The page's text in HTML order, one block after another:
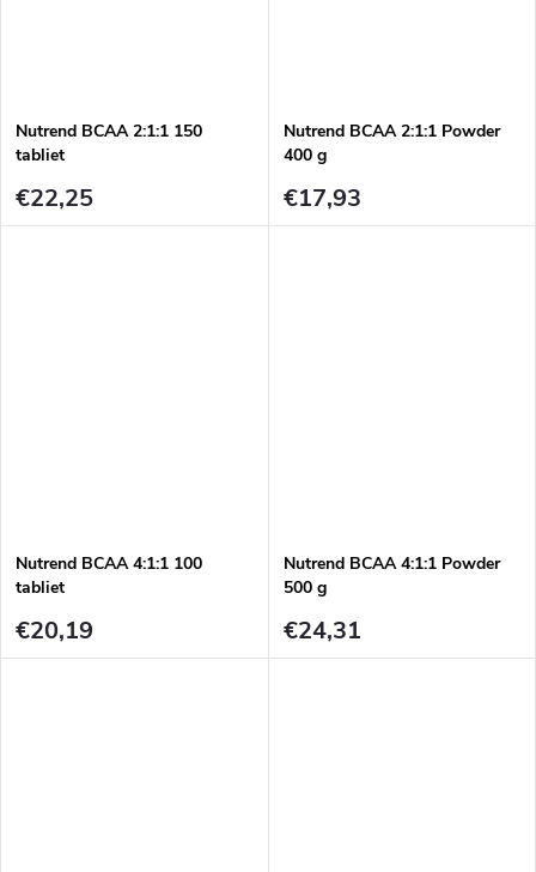
Nutrend BCAA 2:1:1 150
tabliet
€22,25
Nutrend BCAA 2:1:1 Powder
400 g
€17,93
Nutrend BCAA 4:1:1 100
tabliet
€20,19
Nutrend BCAA 4:1:1 Powder
500 g
€24,31